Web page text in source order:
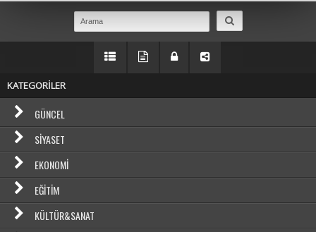
KATEGORİLER
GÜNCEL
SIYASET
EKONOMI
EĞITIM
KÜLTÜR&SANAT